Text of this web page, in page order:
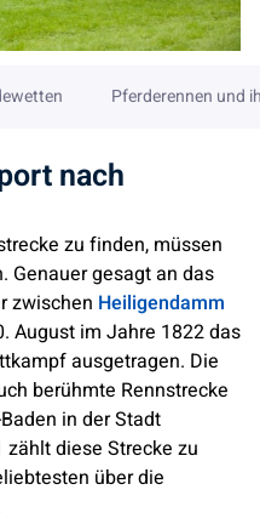
Pferderennen und
nach
zu finden, müssen
Genauer gesagt an das
zwischen Heiligendamm
August im Jahre 1822 das
ausgetragen. Die
berühmte Rennstrecke
in der Stadt
diese Strecke zu
über die